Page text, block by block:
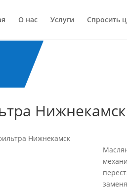
О нас Услуги Спросить
Нижнекамск
Нижнекамск